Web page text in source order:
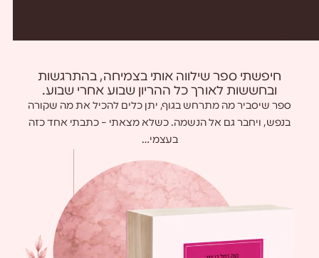
חיפשתי ספר שילווה אותי בצמיחה, בהתרגשות
ובחששות לאורך כל ההריון שבוע אחרי שבוע.
ספר שיסביר מה מתרחש בגוף, יתן כלים להכיל את מה שקורה
בנפש, ויחבר גם אל הנשמה. כשלא מצאתי – כתבתי אחד כזה
בעצמי…